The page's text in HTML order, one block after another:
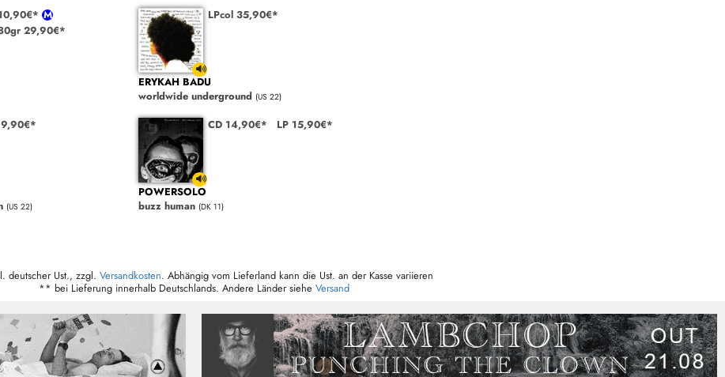
29,90€*
LPcol 35,90€*
ERYKAH BADU
worldwide underground (US 22)
(US 22)
CD 14,90€* LP 15,90€*
POWERSOLO
buzz human (DK 11)
deutscher Ust., zzgl. Versandkosten. Abhängig vom Lieferland kann die Ust. an der Kasse variieren
** bei Lieferung innerhalb Deutschlands. Andere Länder siehe Versand